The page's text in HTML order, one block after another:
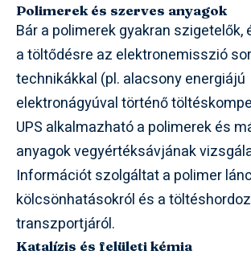
Polimerek és szerves anyagok
Bár a polimerek gyakran szigetelők,
a töltődésre az elektronemisszió
technikákkal (pl. alacsony energiájú
elektronágyúval történő
UPS alkalmazható a polimerek és
anyagok vegyértéksávjának
Információt szolgáltat a polimer
kölcsönhatásokról és a
transzportjáról.
Katalízis és felületi kémia